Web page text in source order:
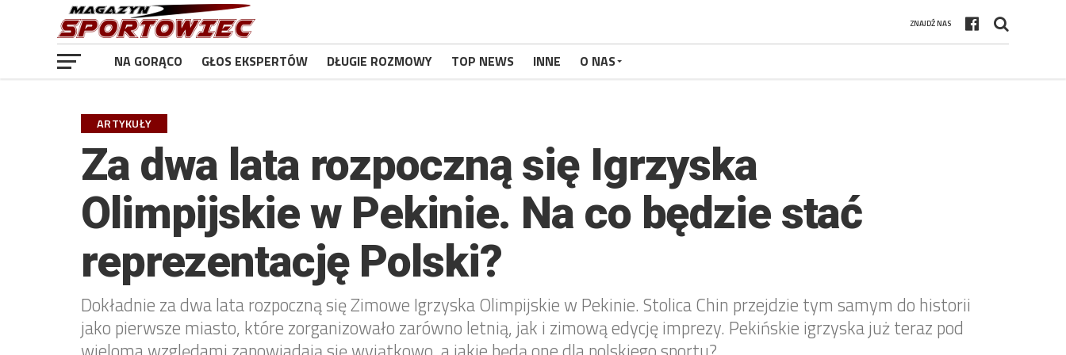
ZNAJDŹ NAS
NA GORĄCO GŁOS EKSPERTÓW DŁUGIE ROZMOWY TOP NEWS INNE O NAS
ARTYKUŁY
Za dwa lata rozpoczną się Igrzyska
Olimpijskie w Pekinie. Na co będzie stać
reprezentację Polski?
Dokładnie za dwa lata rozpoczną się Zimowe Igrzyska Olimpijskie w Pekinie. Stolica Chin przejdzie tym samym do historii
jako pierwsze miasto, które zorganizowało zarówno letnią, jak i zimową edycję imprezy. Pekińskie igrzyska już teraz pod